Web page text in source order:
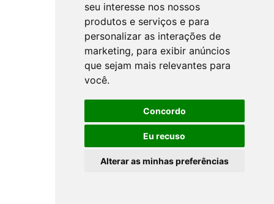
seu interesse nos nossos
produtos e serviços e para
personalizar as interações de
marketing, para exibir anúncios
que sejam mais relevantes para
você.
Concordo
Eu recuso
Alterar as minhas preferências